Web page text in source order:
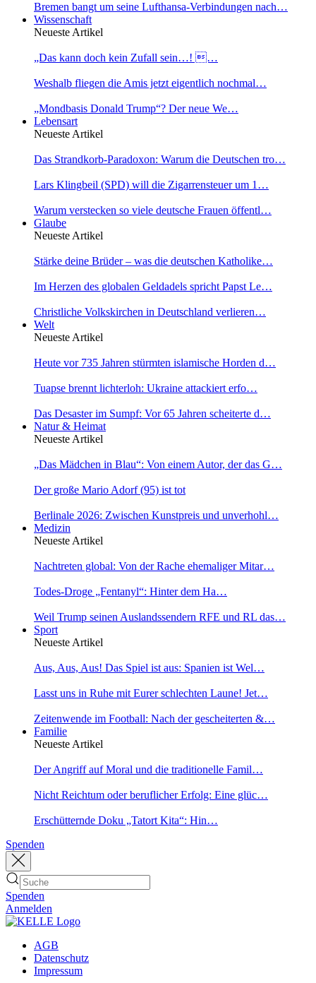
Bremen bangt um seine Lufthansa-Verbindungen nach…
Wissenschaft
Neueste Artikel
„Das kann doch kein Zufall sein…! …
Weshalb fliegen die Amis jetzt eigentlich nochmal…
„Mondbasis Donald Trump“? Der neue We…
Lebensart
Neueste Artikel
Das Strandkorb-Paradoxon: Warum die Deutschen tro…
Lars Klingbeil (SPD) will die Zigarrensteuer um 1…
Warum verstecken so viele deutsche Frauen öffentl…
Glaube
Neueste Artikel
Stärke deine Brüder – was die deutschen Katholike…
Im Herzen des globalen Geldadels spricht Papst Le…
Christliche Volkskirchen in Deutschland verlieren…
Welt
Neueste Artikel
Heute vor 735 Jahren stürmten islamische Horden d…
Tuapse brennt lichterloh: Ukraine attackiert erfo…
Das Desaster im Sumpf: Vor 65 Jahren scheiterte d…
Natur & Heimat
Neueste Artikel
„Das Mädchen in Blau“: Von einem Autor, der das G…
Der große Mario Adorf (95) ist tot
Berlinale 2026: Zwischen Kunstpreis und unverhohl…
Medizin
Neueste Artikel
Nachtreten global: Von der Rache ehemaliger Mitar…
Todes-Droge „Fentanyl“: Hinter dem Ha…
Weil Trump seinen Auslandssendern RFE und RL das…
Sport
Neueste Artikel
Aus, Aus, Aus! Das Spiel ist aus: Spanien ist Wel…
Lasst uns in Ruhe mit Eurer schlechten Laune! Jet…
Zeitenwende im Football: Nach der gescheiterten &…
Familie
Neueste Artikel
Der Angriff auf Moral und die traditionelle Famil…
Nicht Reichtum oder beruflicher Erfolg: Eine glüc…
Erschütternde Doku „Tatort Kita“: Hin…
Spenden
Spenden
Anmelden
AGB
Datenschutz
Impressum